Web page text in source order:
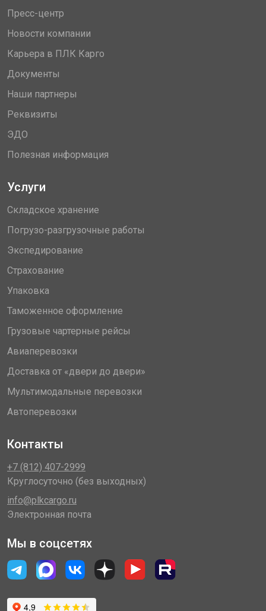
Пресс-центр
Новости компании
Карьера в ПЛК Карго
Документы
Наши партнеры
Реквизиты
ЭДО
Полезная информация
Услуги
Складское хранение
Погрузо-разгрузочные работы
Экспедирование
Страхование
Упаковка
Таможенное оформление
Грузовые чартерные рейсы
Авиаперевозки
Доставка от «двери до двери»
Мультимодальные перевозки
Автоперевозки
Контакты
+7 (812) 407-2999
Круглосуточно (без выходных)
info@plkcargo.ru
Электронная почта
Мы в соцсетях